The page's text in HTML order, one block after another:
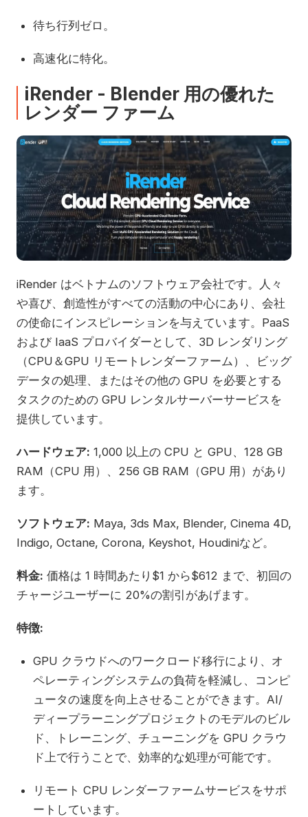
待ち行列ゼロ。
高速化に特化。
iRender - Blender 用の優れた
レンダー ファーム
iRender はベトナムのソフトウェア会社です。人々
や喜び、創造性がすべての活動の中心にあり、会社
の使命にインスピレーションを与えています。PaaS
および IaaS プロバイダーとして、3D レンダリング
（CPU＆GPU リモートレンダーファーム）、ビッグ
データの処理、またはその他の GPU を必要とする
タスクのための GPU レンタルサーバーサービスを
提供しています。
ハードウェア: 1,000 以上の CPU と GPU、128 GB
RAM（CPU 用）、256 GB RAM（GPU 用）があり
ます。
ソフトウェア: Maya, 3ds Max, Blender, Cinema 4D,
Indigo, Octane, Corona, Keyshot, Houdiniなど。
料金: 価格は 1 時間あたり$1 から$612 まで、初回の
チャージユーザーに 20%の割引があげます。
特徴:
GPU クラウドへのワークロード移行により、オ
ペレーティングシステムの負荷を軽減し、コンピ
ュータの速度を向上させることができます。AI/
ディープラーニングプロジェクトのモデルのビル
ド、トレーニング、チューニングを GPU クラウ
ド上で行うことで、効率的な処理が可能です。
リモート CPU レンダーファームサービスをサポ
ートしています。